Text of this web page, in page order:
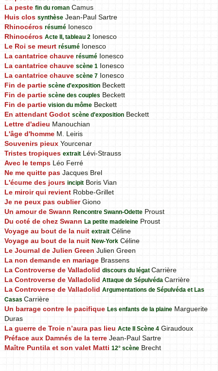
La peste fin du roman Camus
Huis clos synthèse Jean-Paul Sartre
Rhinocéros résumé Ionesco
Rhinocéros Acte II, tableau 2 Ionesco
Le Roi se meurt résumé Ionesco
La cantatrice chauve résumé Ionesco
La cantatrice chauve scène 1 Ionesco
La cantatrice chauve scène 7 Ionesco
Fin de partie scène d'exposition Beckett
Fin de partie scène des couples Beckett
Fin de partie vision du môme Beckett
En attendant Godot scène d'exposition Beckett
Lettre d'adieu Manouchian
L'âge d'homme M. Leiris
Souvenirs pieux Yourcenar
Tristes tropiques extrait Lévi-Strauss
Avec le temps Léo Ferré
Ne me quitte pas Jacques Brel
L'écume des jours incipit Boris Vian
Le miroir qui revient Robbe-Grillet
Je ne peux pas oublierGiono
Un amour de Swann Rencontre Swann-Odette Proust
Du coté de chez Swann La petite madeleine Proust
Voyage au bout de la nuit extrait Céline
Voyage au bout de la nuit New-York Céline
Le Journal de Julien Green Julien Green
La non demande en mariage Brassens
La Controverse de Valladolid discours du légat Carrière
La Controverse de Valladolid Attaque de Sépulvéda Carrière
La Controverse de Valladolid Argumentations de Sépulvéda et Las
Casas Carrière
Un barrage contre le pacifique Les enfants de la plaine Marguerite
Duras
La guerre de Troie n’aura pas lieu Acte II Scène 4 Giraudoux
Préface aux Damnés de la terre Jean-Paul Sartre
Maître Puntila et son valet Matti 12° scène Brecht